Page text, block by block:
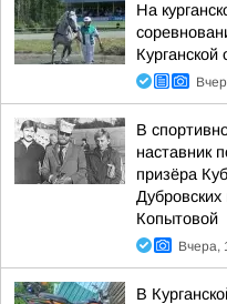
На
Курганской
В
наставник
призёра
Копытовой
Вчера,
В